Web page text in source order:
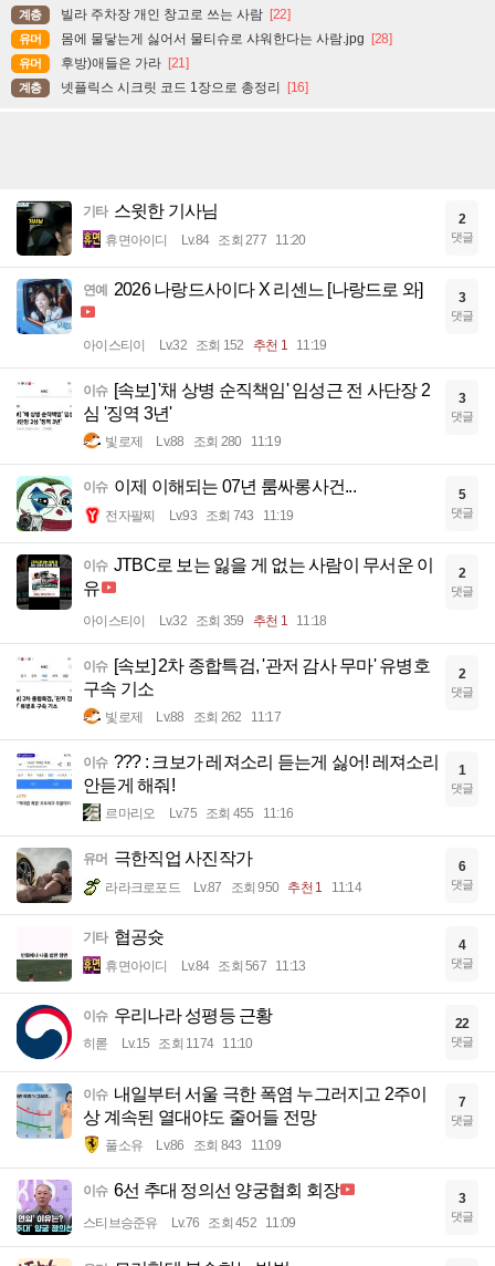
계층 빌라 주차장 개인 창고로 쓰는 사람 [22]
유머 몸에 물닿는게 싫어서 물티슈로 샤워한다는 사람.jpg [28]
유머 후방)애들은 가라 [21]
계층 넷플릭스 시크릿 코드 1장으로 총정리 [16]
기타 스윗한 기사님
휴면아이디 Lv.84 조회 277 11:20
2
댓글
연예 2026 나랑드사이다 X 리센느 [나랑드로 와]
아이스티이 Lv.32 조회 152 추천 1 11:19
3
댓글
이슈 [속보] '채 상병 순직책임' 임성근 전 사단장 2
심 '징역 3년'
빛로제 Lv.88 조회 280 11:19
3
댓글
이슈 이제 이해되는 07년 룸싸롱사건...
전자팔찌 Lv.93 조회 743 11:19
5
댓글
이슈 JTBC로 보는 잃을 게 없는 사람이 무서운 이
유
아이스티이 Lv.32 조회 359 추천 1 11:18
2
댓글
이슈 [속보] 2차 종합특검, '관저 감사 무마' 유병호
구속 기소
빛로제 Lv.88 조회 262 11:17
2
댓글
이슈 ??? : 크보가 레져소리 듣는게 싫어! 레져소리
안듣게 해줘!
르마리오 Lv.75 조회 455 11:16
1
댓글
유머 극한직업 사진작가
라라크로포드 Lv.87 조회 950 추천 1 11:14
6
댓글
기타 협공슛
휴면아이디 Lv.84 조회 567 11:13
4
댓글
이슈 우리나라 성평등 근황
히롣 Lv.15 조회 1174 11:10
22
댓글
이슈 내일부터 서울 극한 폭염 누그러지고 2주이
상 계속된 열대야도 줄어들 전망
풀소유 Lv.86 조회 843 11:09
7
댓글
이슈 6선 추대 정의선 양궁협회 회장
스티브승준유 Lv.76 조회 452 11:09
3
댓글